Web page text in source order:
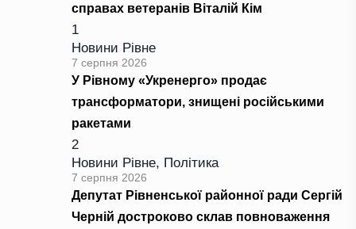
справах ветеранів Віталій Кім
1
Новини Рівне
7 серпня 2026
У Рівному «Укренерго» продає
трансформатори, знищені російськими
ракетами
2
Новини Рівне, Політика
7 серпня 2026
Депутат Рівненської районної ради Сергій
Черній достроково склав повноваження